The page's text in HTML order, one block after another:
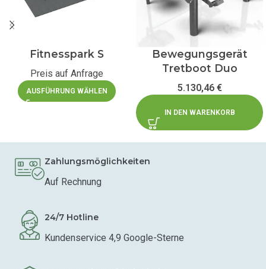
Fitnesspark S
Preis auf Anfrage
AUSFÜHRUNG WÄHLEN
Bewegungsgerät
Tretboot Duo
5.130,46 €
IN DEN WARENKORB
Zahlungsmöglichkeiten
Auf Rechnung
24/7 Hotline
Kundenservice 4,9 Google-Sterne